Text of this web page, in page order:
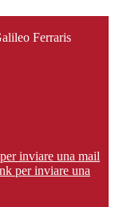
Ferraris
inviare una mail
per inviare una